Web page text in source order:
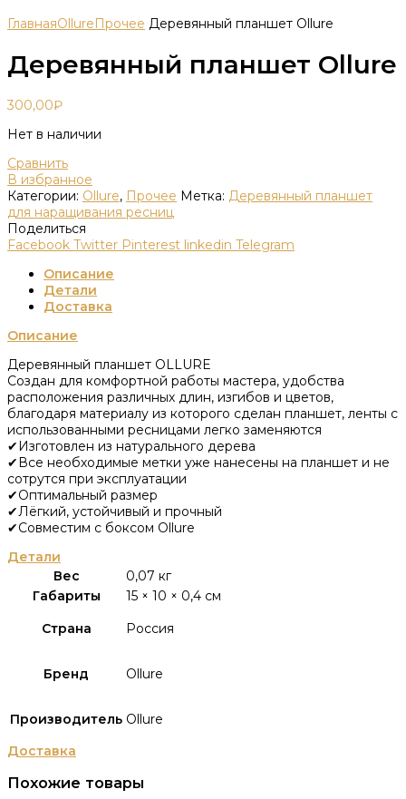
ГлавнаяOllureПрочее Деревянный планшет Ollure
Деревянный планшет Ollure
300,00₽
Нет в наличии
Сравнить
В избранное
Категории: Ollure, Прочее Метка: Деревянный планшет
для наращивания ресниц
Поделиться
Facebook Twitter Pinterest linkedin Telegram
Описание
Детали
Доставка
Описание
Деревянный планшет OLLURE
Создан для комфортной работы мастера, удобства
расположения различных длин, изгибов и цветов,
благодаря материалу из которого сделан планшет, ленты с
использованными ресницами легко заменяются
✔Изготовлен из натурального дерева
✔Все необходимые метки уже нанесены на планшет и не
сотрутся при эксплуатации
✔Оптимальный размер
✔Лёгкий, устойчивый и прочный
✔Совместим с боксом Ollure
Детали
Вес
0,07 кг
Габариты
15 × 10 × 0,4 см
Страна
Россия
Бренд Ollure
Производитель Ollure
Доставка
Похожие товары